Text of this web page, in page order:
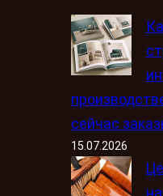
сейчас
15.07.2026